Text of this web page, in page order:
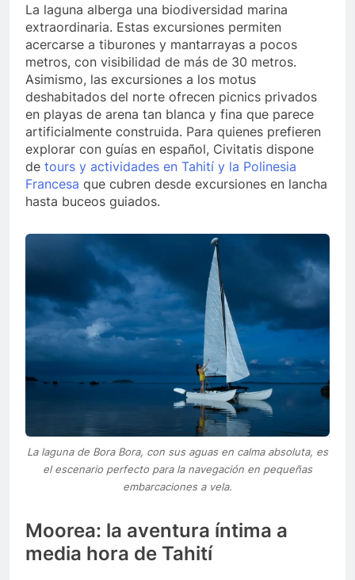
La laguna alberga una biodiversidad marina
extraordinaria. Estas excursiones permiten
acercarse a tiburones y mantarrayas a pocos
metros, con visibilidad de más de 30 metros.
Asimismo, las excursiones a los motus
deshabitados del norte ofrecen picnics privados
en playas de arena tan blanca y fina que parece
artificialmente construida. Para quienes prefieren
explorar con guías en español, Civitatis dispone
de tours y actividades en Tahití y la Polinesia
Francesa que cubren desde excursiones en lancha
hasta buceos guiados.
La laguna de Bora Bora, con sus aguas en calma absoluta, es
el escenario perfecto para la navegación en pequeñas
embarcaciones a vela.
Moorea: la aventura íntima a
media hora de Tahití